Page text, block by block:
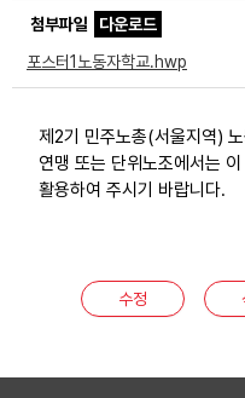
첨부파일
다운로드
포스터1노동자학교.hwp
제2기 민주노총(서울지역)
연맹 또는 단위노조에서는
활용하여 주시기 바랍니다.
수정
문서자료
미디어자료
카드뉴스